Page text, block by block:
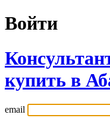
Войти
купить в
email